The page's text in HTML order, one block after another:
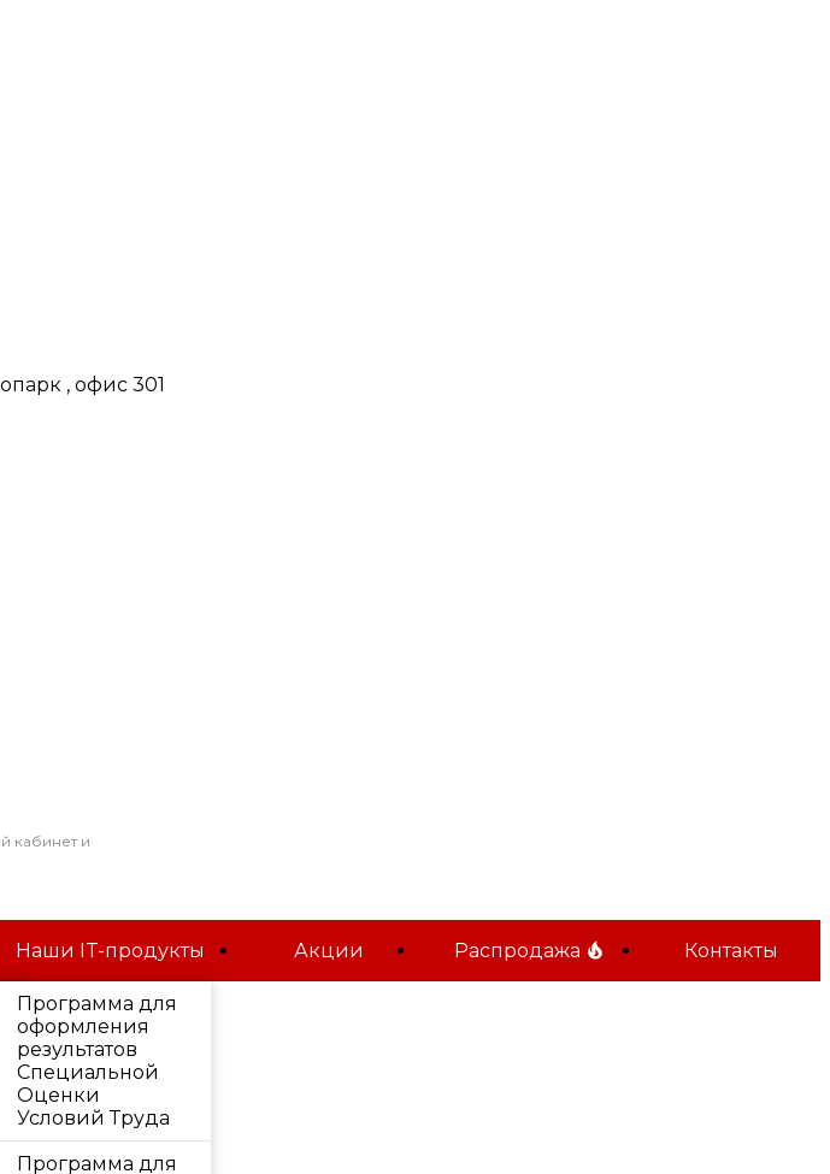
, офис 301
кабинет и
Наши IT-продукты
Программа для
оформления
результатов
Специальной
Оценки
Условий Труда
Программа для
Акции Распродажа Контакты